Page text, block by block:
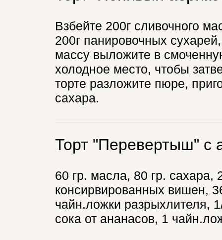
Взбейте 200г сливочного
200г панировочных
массу выложите в
холодное место, чтобы
торте разложите пюре,
сахара.
Торт "Перевертыш" с
60 гр. масла, 80 гр. сахара,
консирвированных вишен,
чайн.ложки разрыхлителя,
сока от ананасов, 1